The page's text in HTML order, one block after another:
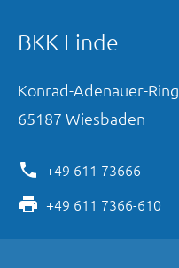
BKK Linde
Konrad-Adenauer-Ring
65187 Wiesbaden
+49 611 73666
+49 611 7366-610